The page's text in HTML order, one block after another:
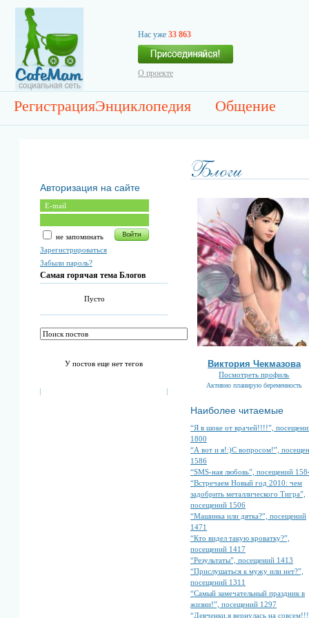
Нас уже 33 863
О проекте
РегистрацияЭнциклопедия Общение
Авторизация на сайте
не запоминать
Зарегистрироваться
Забыли пароль?
Самая горячая тема Блогов
Пусто
У постов еще нет тегов Виктория Чекмазова
Посмотреть профиль
Активно планирую беременность
Наиболее читаемые
“Я в шоке от врачей!!!!”,
1800
“А вот и я!:)С вопросом!”,
1586
“SMS-ная любовь”, посещений
“Встречаем Новый год 2010: чем
задобрить металлического Тигра”,
посещений 1506
“Машинка или дятка?”, посещений
1471
“Кто видел такую кроватку?”,
посещений 1417
“Результаты”, посещений 1413
“Прислушаться к мужу или нет?”,
посещений 1311
“Самый замечательный праздник в
жизни!”, посещений 1297
“Девченки,я вернулась на